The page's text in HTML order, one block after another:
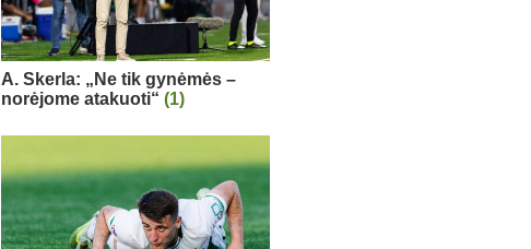
A. Skerla: „Ne tik gynėmės –
norėjome atakuoti“ (1)